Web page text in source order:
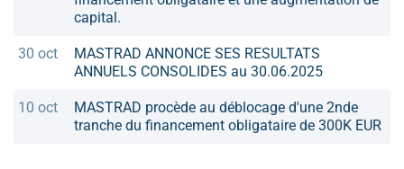
capital.
30 oct
MASTRAD ANNONCE SES RESULTATS
ANNUELS CONSOLIDES au 30.06.2025
10 oct
MASTRAD procède au déblocage d'une 2nde
tranche du financement obligataire de 300K EUR